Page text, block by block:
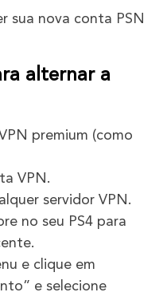
sua nova conta PSN
alternar a
premium (como
VPN.
servidor VPN.
no seu PS4 para
e clique em
e selecione